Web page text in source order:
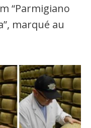
“Parmigiano
marqué au